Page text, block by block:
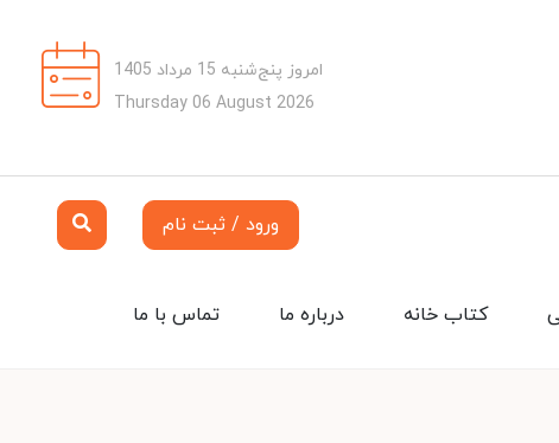
امروز پنج‌شنبه 15 مرداد 1405
Thursday 06 August 2026
ورود / ثبت نام
تماس با ما درباره ما کتاب خانه